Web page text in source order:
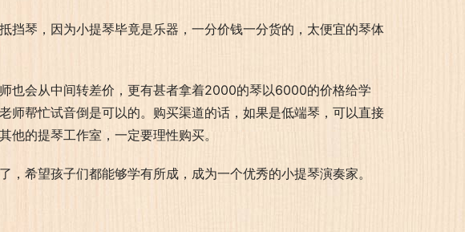
挡琴，因为小提琴毕竟是乐器，一分价钱一分货的，太便宜的琴体
也会从中间转差价，更有甚者拿着2000的琴以6000的价格给学
师帮忙试音倒是可以的。购买渠道的话，如果是低端琴，可以直接
他的提琴工作室，一定要理性购买。
，希望孩子们都能够学有所成，成为一个优秀的小提琴演奏家。